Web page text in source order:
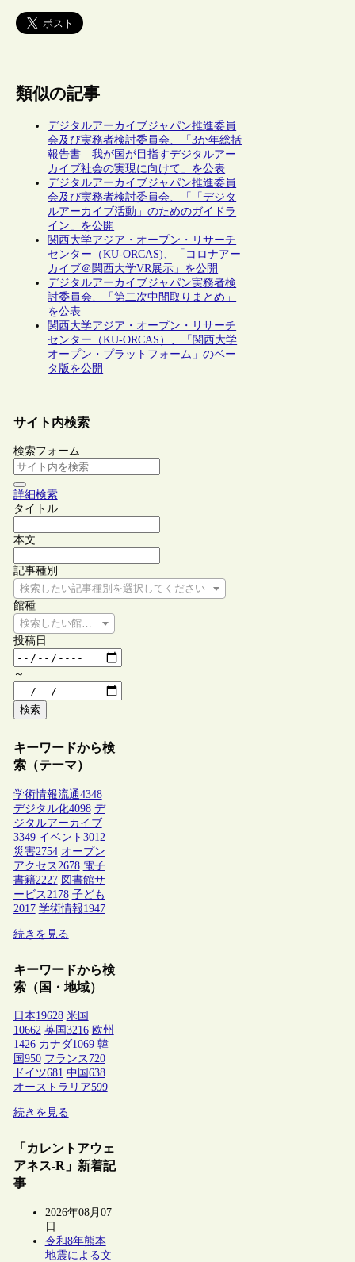
類似の記事
デジタルアーカイブジャパン推進委員
会及び実務者検討委員会、「3か年総括
報告書 我が国が目指すデジタルアー
カイブ社会の実現に向けて」を公表
デジタルアーカイブジャパン推進委員
会及び実務者検討委員会、「「デジタ
ルアーカイブ活動」のためのガイドラ
イン」を公開
関西大学アジア・オープン・リサーチ
センター（KU-ORCAS)、「コロナアー
カイブ＠関西大学VR展示」を公開
デジタルアーカイブジャパン実務者検
討委員会、「第二次中間取りまとめ」
を公表
関西大学アジア・オープン・リサーチ
センター（KU-ORCAS）、「関西大学
オープン・プラットフォーム」のベー
タ版を公開
サイト内検索
検索フォーム
詳細検索
タイトル
本文
記事種別
検索したい記事種別を選択してください
館種
検索したい館種を選択してください
投稿日
～
検索
キーワードから検
索（テーマ）
学術情報流通4348
デジタル化4098 デ
ジタルアーカイブ
3349 イベント 3012
災害2754 オープン
アクセス 2678 電子
書籍2227 図書館サ
ービス 2178 子ども
2017 学術情報1947
続きを見る
キーワードから検
索（国・地域）
日本19628 米国
10662 英国 3216 欧州
1426 カナダ1069 韓
国 950 フランス 720
ドイツ681 中国 638
オーストラリア599
続きを見る
「カレントアウェ
アネス-R」新着記
事
2026年08月07
日
令和8年熊本
地震による文